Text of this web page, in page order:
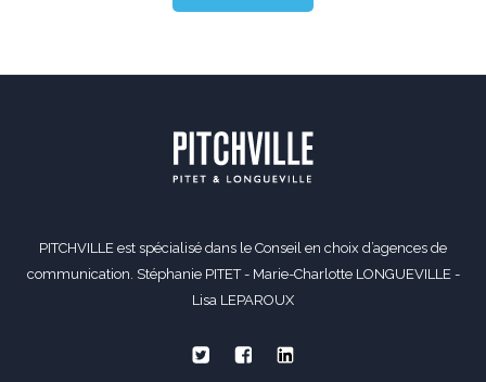
PITCHVILLE est spécialisé dans le Conseil en choix d’agences de
communication. Stéphanie PITET - Marie-Charlotte LONGUEVILLE -
Lisa LEPAROUX